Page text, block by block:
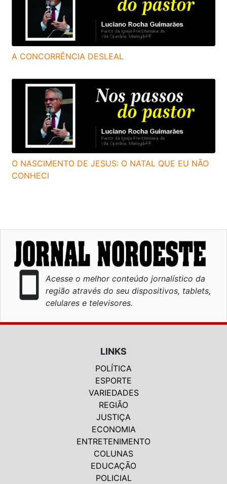
A CONCORRÊNCIA DESLEAL
O NASCIMENTO DE JESUS: O NATAL QUE EU NÃO
CONHECI
smartphone
Acesse o melhor conteúdo jornalístico da
região através do seu dispositivos, tablets,
celulares e televisores.
LINKS
POLÍTICA
ESPORTE
VARIEDADES
REGIÃO
JUSTIÇA
ECONOMIA
ENTRETENIMENTO
COLUNAS
EDUCAÇÃO
POLICIAL